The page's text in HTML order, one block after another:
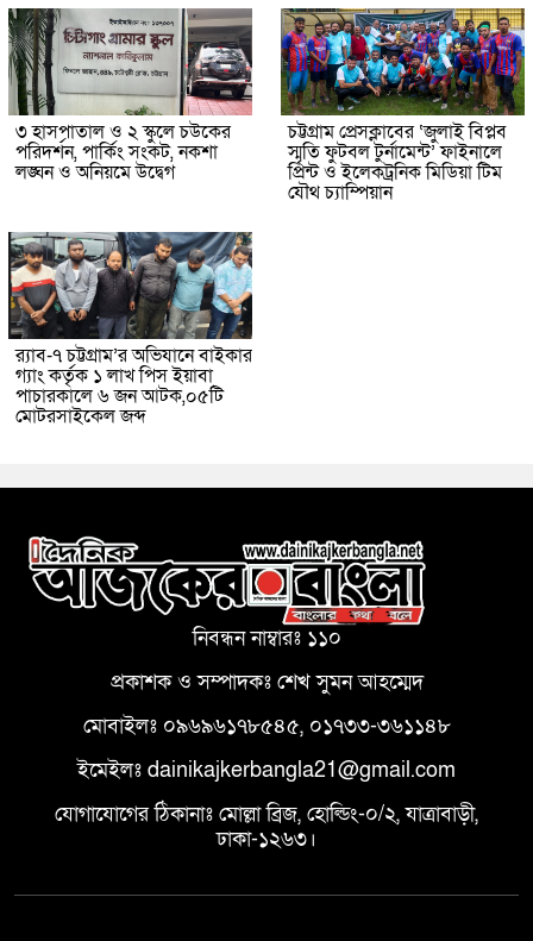
৩ হাসপাতাল ও ২ স্কুলে চউকের
পরিদর্শন, পার্কিং সংকট, নকশা
লঙ্ঘন ও অনিয়মে উদ্বেগ
চট্টগ্রাম প্রেসক্লাবের ‘জুলাই বিপ্লব
স্মৃতি ফুটবল টুর্নামেন্ট’ ফাইনালে
প্রিন্ট ও ইলেকট্রনিক মিডিয়া টিম
যৌথ চ্যাম্পিয়ান
র‌্যাব-৭ চট্টগ্রাম’র অভিযানে বাইকার
গ্যাং কর্তৃক ১ লাখ পিস ইয়াবা
পাচারকালে ৬ জন আটক,০৫টি
মোটরসাইকেল জব্দ
নিবন্ধন নাম্বারঃ ১১০
প্রকাশক ও সম্পাদকঃ শেখ সুমন আহম্মেদ
মোবাইলঃ ০৯৬৯৬১৭৮৫৪৫, ০১৭৩৩-৩৬১১৪৮
ইমেইলঃ dainikajkerbangla21@gmail.com
যোগাযোগের ঠিকানাঃ মোল্লা ব্রিজ, হোল্ডিং-০/২, যাত্রাবাড়ী,
ঢাকা-১২৬৩।